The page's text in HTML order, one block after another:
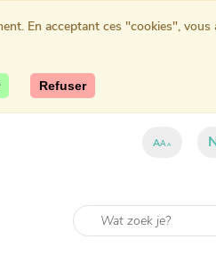
AAA
En acceptant ces "cookies",
Refuser